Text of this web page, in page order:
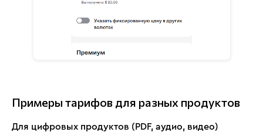
Примеры тарифов для разных продуктов
Для цифровых продуктов (PDF, аудио, видео)